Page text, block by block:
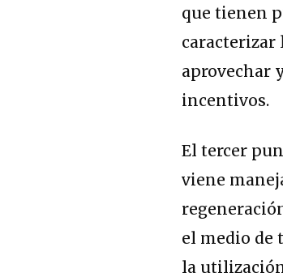
que tienen
caracterizar
aprovechar
incentivos.
El tercer
viene
el medio de
la